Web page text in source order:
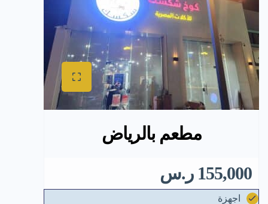
مطعم بالرياض
155,000 ر.س
اجهزة